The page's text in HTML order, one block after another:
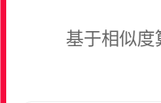
基于相似度